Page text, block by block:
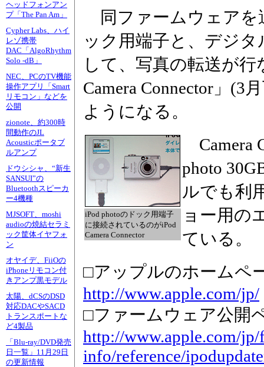
ヘッドフォンアン
プ「The Pan Am」
Cypher Labs、ハイ
レゾ携帯
DAC「AlgoRhythm
Solo -dB」
NEC、PCのTV機能
操作アプリ「Smart
リモコン」などを
公開
zionote、約300時
間動作のJL
Acousticポータブ
ルアンプ
ドウシシャ、“新生
SANSUI”の
Bluetoothスピーカ
ー4機種
MJSOFT、moshi
audioの焼結セラミ
ック筐体イヤフォ
ン
オヤイデ、FiiOの
iPhoneリモコン付
きアンプ黒モデル
太陽、dCSのDSD
対応DACやSACD
トランスポートな
ど4製品
「Blu-ray/DVD発売
日一覧」11月29日
の更新情報
同ファームウェアを
ック用端子と、デジ
して、写真の転送が
Camera Connector」(3
ようになる。
iPod photoのドック用端子
に接続されているのがiPod
Camera Connector
Camera
photo
ルでも利
ョー用の
ている。
□アップルのホームペ
http://www.apple.com/jp/
□ファームウェア公開
http://www.apple.com/
info/reference/